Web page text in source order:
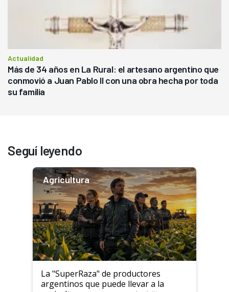
Actualidad
Más de 34 años en La Rural: el artesano argentino que
conmovió a Juan Pablo II con una obra hecha por toda
su familia
Seguí leyendo
Agricultura
La "SuperRaza" de productores
argentinos que puede llevar a la